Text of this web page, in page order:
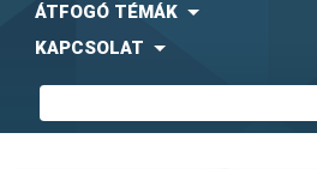
ÁTFOGÓ TÉMÁK
KAPCSOLAT